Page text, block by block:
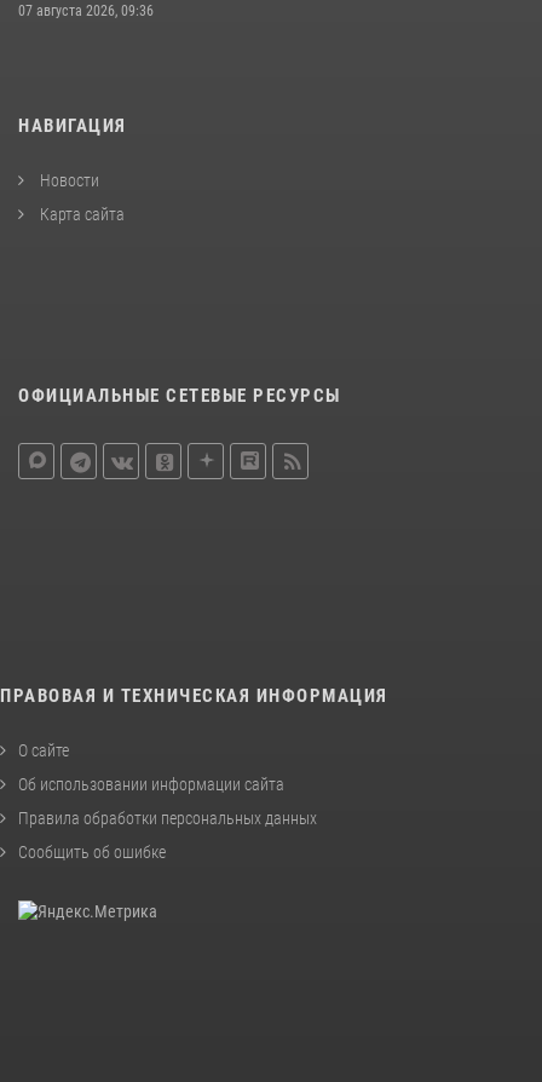
07 августа 2026, 09:36
НАВИГАЦИЯ
Новости
Карта сайта
ОФИЦИАЛЬНЫЕ СЕТЕВЫЕ РЕСУРСЫ
ПРАВОВАЯ И ТЕХНИЧЕСКАЯ ИНФОРМАЦИЯ
О сайте
Об использовании информации сайта
Правила обработки персональных данных
Сообщить об ошибке